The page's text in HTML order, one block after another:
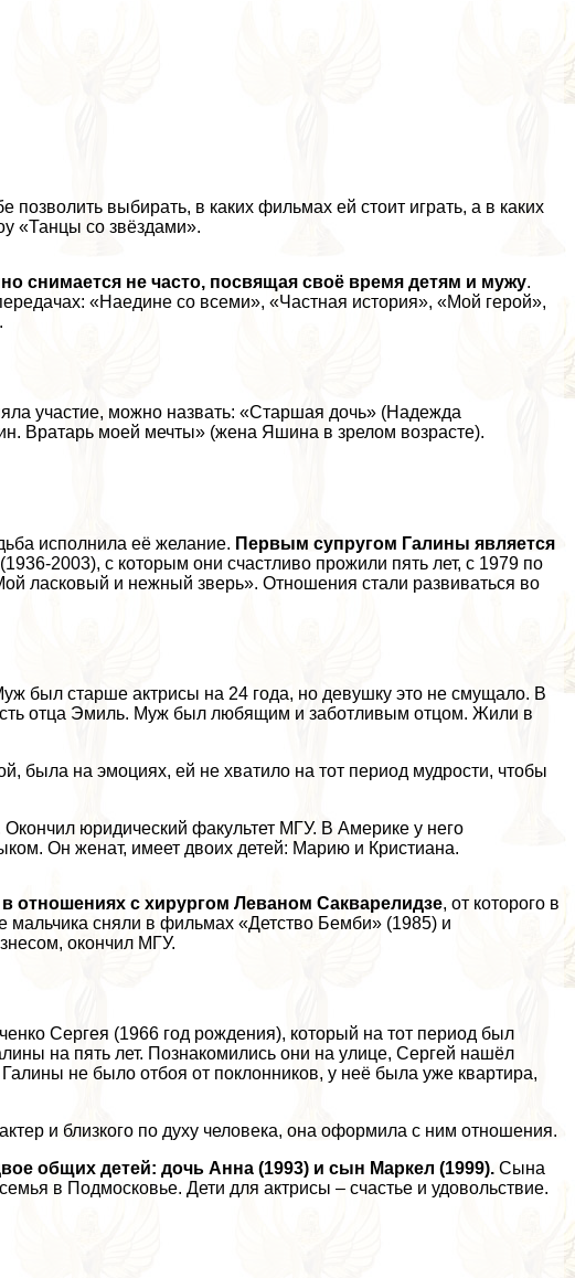
выбирать, в каких фильмах ей стоит играть, а в каких
«Танцы со звёздами».
снимается не часто, посвящая своё время детям и мужу.
«Наедине со всеми», «Частная история», «Мой герой»,
участие, можно назвать: «Старшая дочь» (Надежда
Вратарь моей мечты» (жена Яшина в зрелом возрасте).
исполнила её желание. Первым супругом Галины является
(1936-2003), с которым они счастливо прожили пять лет, с 1979 по
ласковый и нежный зверь». Отношения стали развиваться во
был старше актрисы на 24 года, но дeвyшку это не смущало. В
отца Эмиль. Муж был любящим и заботливым отцом. Жили в
была на эмоциях, ей не хватило на тот период мудрости, чтобы
юридический факультет МГУ. В Америке у него
Он женат, имеет двоих детей: Марию и Кристиана.
отношениях с хирургом Леваном Сакварелидзе, от которого в
сняли в фильмах «Детство Бемби» (1985) и
окончил МГУ.
Сергея (1966 год рождения), который на тот период был
на пять лет. Познакомились они на улице, Сергeй нашёл
не было отбоя от поклонников, у неё была уже квартира,
и близкого по духу человека, она оформила с ним отношения.
общих детей: дочь Анна (1993) и сын Маркел (1999). Сына
в Подмосковье. Дети для актрисы – счастье и удовольствие.